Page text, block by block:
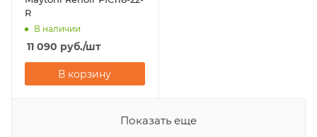
R
В наличии
11 090 руб./шт
В корзину
Показать еще